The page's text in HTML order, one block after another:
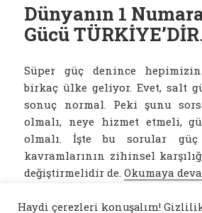
Dünyanın 1
Gücü
Süper güç denince
birkaç ülke geliyor. Evet, salt
sonuç normal. Peki şunu
olmalı, neye hizmet etmeli,
olmalı. İşte bu sorular
kavramlarının zihinsel
değiştirmelidir de.Okumaya
Haydi çerezleri konuşalım!